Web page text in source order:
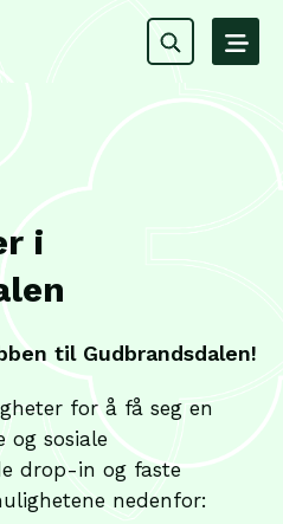
i
til Gudbrandsdalen!
for å få seg en
og sosiale
drop-in og faste
nedenfor: